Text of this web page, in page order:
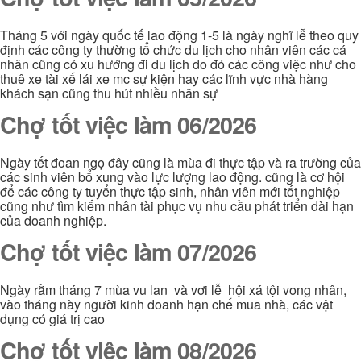
Tháng 5 với ngày quốc tế lao động 1-5 là ngày nghĩ lễ theo quy
định các công ty thường tổ chức du lịch cho nhân viên các cá
nhân cũng có xu hướng đi du lịch do đó các công việc như cho
thuê xe tài xế lái xe mc sự kiện hay các lĩnh vực nhà hàng
khách sạn cũng thu hút nhiều nhân sự
Chợ tốt việc làm 06/2026
Ngày tết đoan ngọ đây cũng là mùa đi thực tập và ra trường của
các sinh viên bổ xung vào lực lượng lao động. cũng là cơ hội
để các công ty tuyển thực tập sinh, nhân viên mới tốt nghiệp
cũng như tìm kiếm nhân tài phục vụ nhu cầu phát triển dài hạn
của doanh nghiệp.
Chợ tốt việc làm 07/2026
Ngày rằm tháng 7 mùa vu lan và vơi lễ hội xá tội vong nhân,
vào tháng này người kinh doanh hạn chế mua nhà, các vật
dụng có giá trị cao
Chợ tốt việc làm 08/2026